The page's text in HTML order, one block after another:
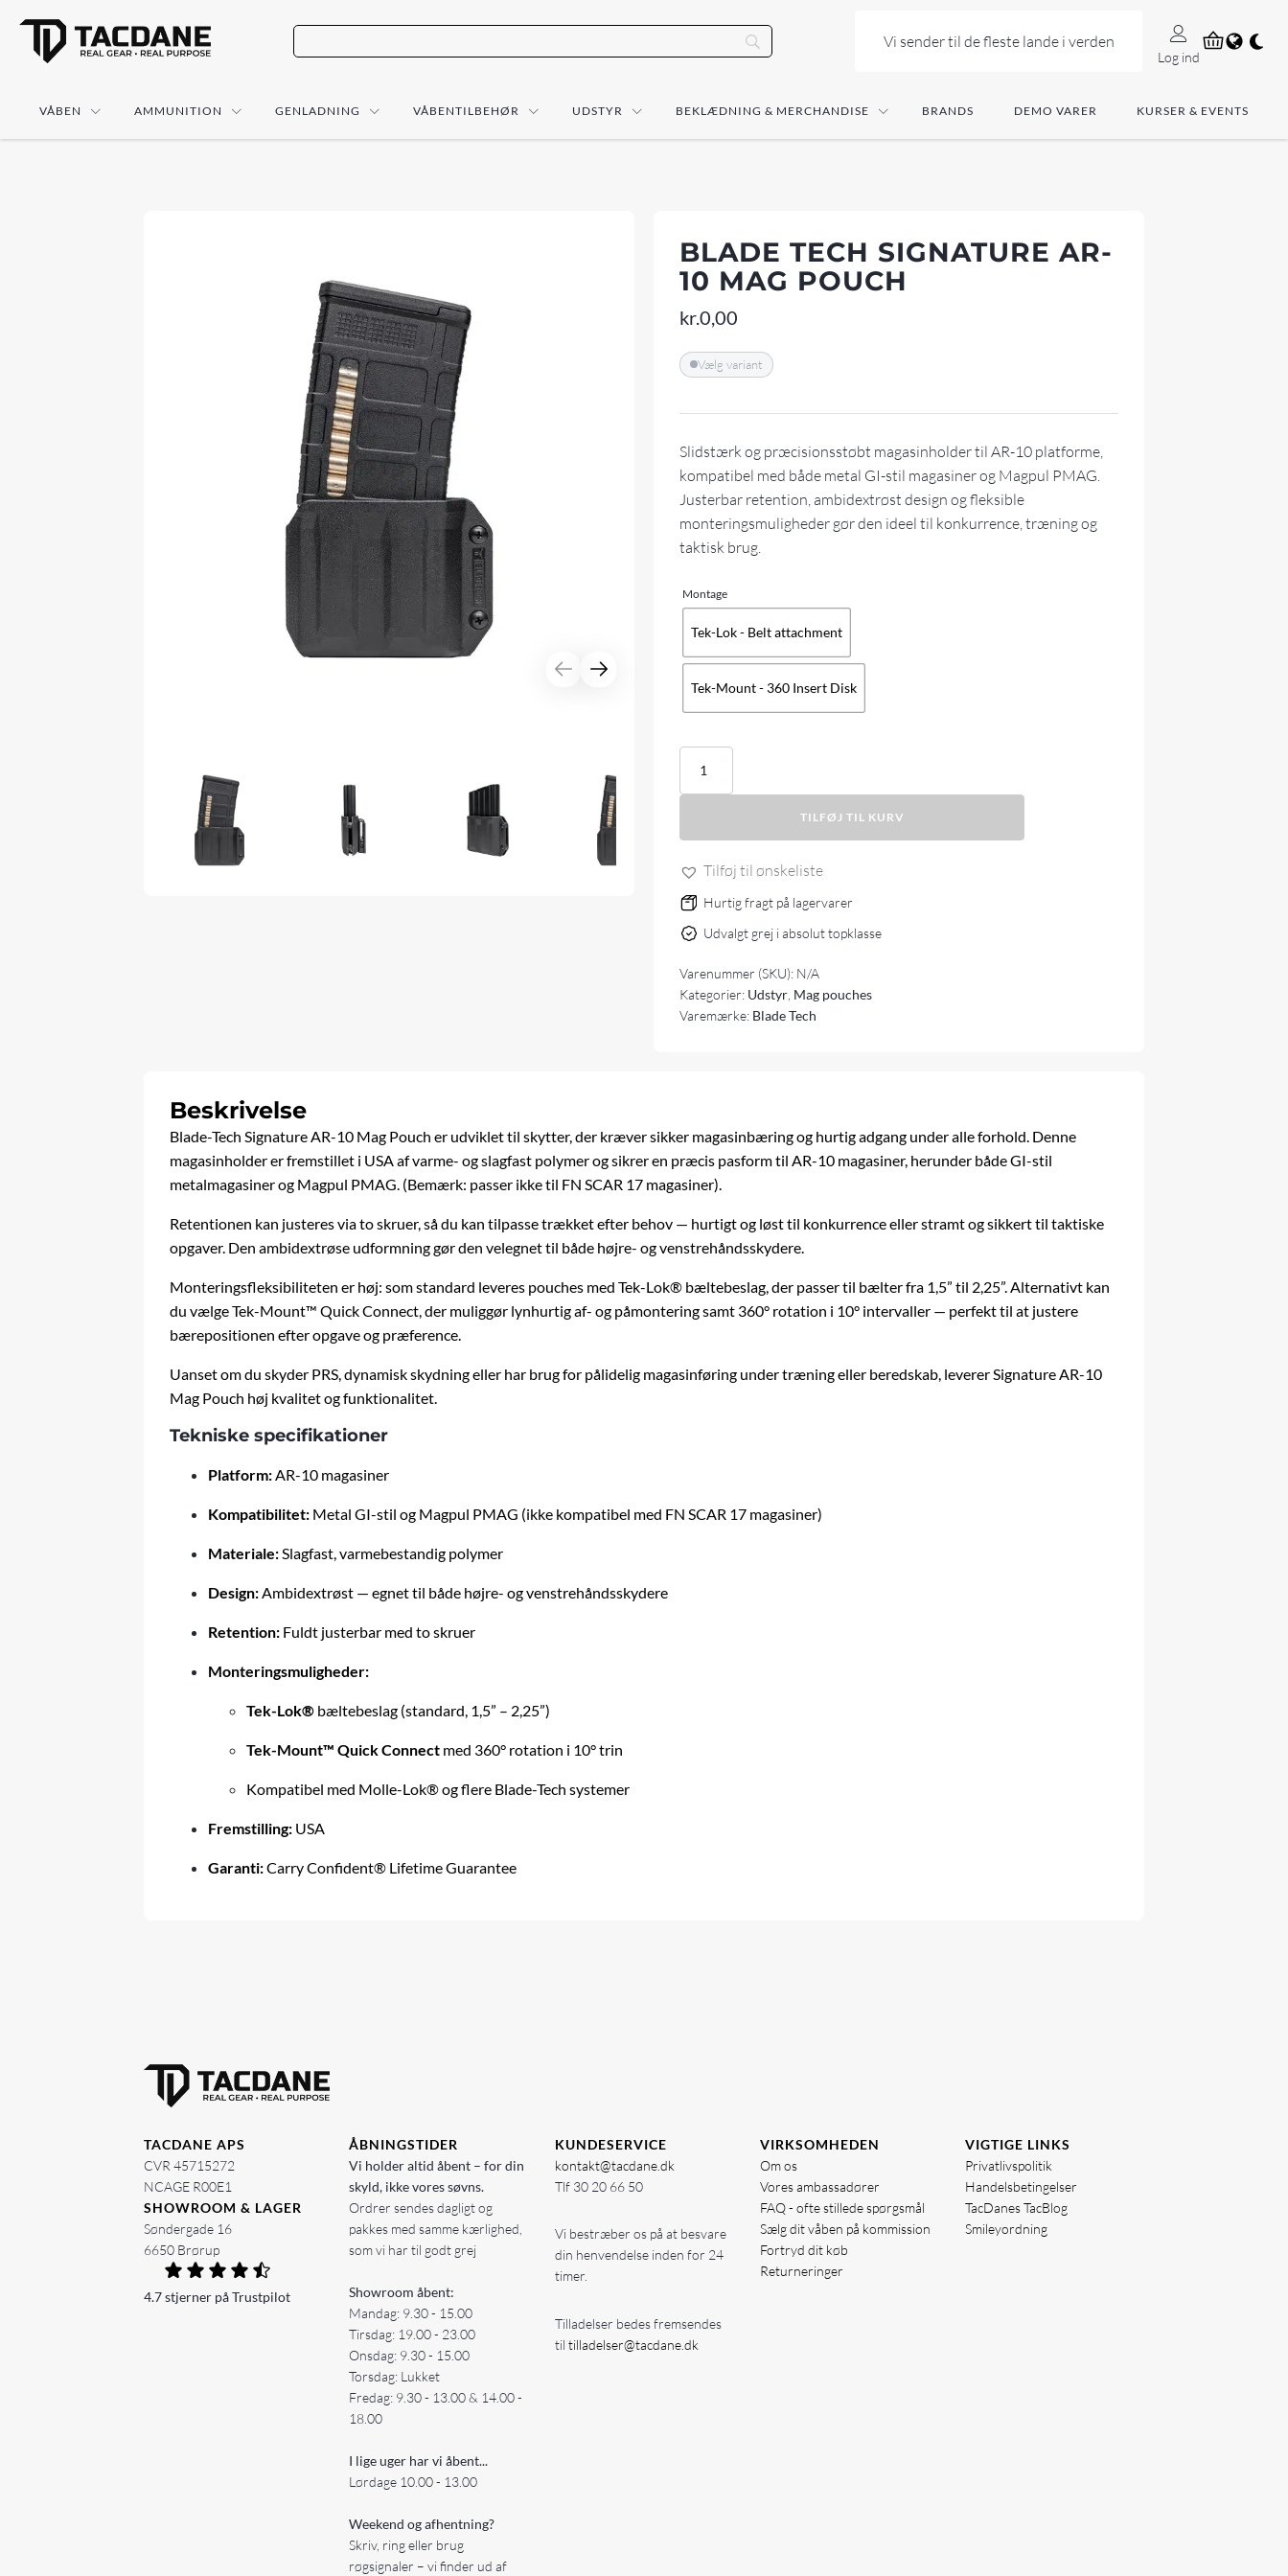
Vi sender til de fleste lande i verden
Log ind
VÅBEN AMMUNITION GENLADNING VÅBENTILBEHØR UDSTYR BEKLÆDNING & MERCHANDISE BRANDS DEMO VARER KURSER & EVENTS
BLADE TECH SIGNATURE AR-
10 MAG POUCH
kr.0,00
Vælg variant
Slidstærk og præcisionsstøbt magasinholder til AR-10 platforme,
kompatibel med både metal GI-stil magasiner og Magpul PMAG.
Justerbar retention, ambidextrøst design og fleksible
monteringsmuligheder gør den ideel til konkurrence, træning og
taktisk brug.
Montage
Tek-Lok - Belt attachment
Tek-Mount - 360 Insert Disk
Blade
Signature
10
Pouch
TILFØJ TIL KURV
Tilføj til ønskeliste
Hurtig fragt på lagervarer
Udvalgt grej i absolut topklasse
Varenummer (SKU): N/A
Kategorier: Udstyr Mag pouches
Varemærke: Blade Tech
Beskrivelse
Blade-Tech Signature AR-10 Mag Pouch er udviklet til skytter, der kræver sikker magasinbæring og hurtig adgang under alle forhold. Denne
magasinholder er fremstillet i USA af varme- og slagfast polymer og sikrer en præcis pasform til AR-10 magasiner, herunder både GI-stil
metalmagasiner og Magpul PMAG. (Bemærk: passer ikke til FN SCAR 17 magasiner).
Retentionen kan justeres via to skruer, så du kan tilpasse trækket efter behov — hurtigt og løst til konkurrence eller stramt og sikkert til taktiske
opgaver. Den ambidextrøse udformning gør den velegnet til både højre- og venstrehåndsskydere.
Monteringsfleksibiliteten er høj: som standard leveres pouches med Tek-Lok® bæltebeslag, der passer til bælter fra 1,5” til 2,25”. Alternativt kan
du vælge Tek-Mount™ Quick Connect, der muliggør lynhurtig af- og påmontering samt 360° rotation i 10° intervaller — perfekt til at justere
bærepositionen efter opgave og præference.
Uanset om du skyder PRS, dynamisk skydning eller har brug for pålidelig magasinføring under træning eller beredskab, leverer Signature AR-10
Mag Pouch høj kvalitet og funktionalitet.
Tekniske specifikationer
Platform:AR-10 magasiner
Kompatibilitet: Metal GI-stil og Magpul PMAG (ikke kompatibel med FN SCAR 17 magasiner)
Materiale:Slagfast, varmebestandig polymer
Design:Ambidextrøst — egnet til både højre- og venstrehåndsskydere
Retention: Fuldt justerbar med to skruer
Monteringsmuligheder:
Tek-Lok® bæltebeslag (standard, 1,5” – 2,25”)
Tek-Mount™ Quick Connect med 360° rotation i 10° trin
Kompatibel med Molle-Lok® og flere Blade-Tech systemer
Fremstilling: USA
Garanti:Carry Confident® Lifetime Guarantee
TACDANE APS
CVR 45715272
NCAGE R00E1
SHOWROOM & LAGER
Søndergade 16
6650 Brørup
4.7 stjerner på Trustpilot
ÅBNINGSTIDER
Vi holder altid åbent – for din
skyld, ikke vores søvns.
Ordrer sendes dagligt og
pakkes med samme kærlighed,
som vi har til godt grej
Showroom åbent:
Mandag: 9.30 - 15.00
Tirsdag: 19.00 - 23.00
Onsdag: 9.30 - 15.00
Torsdag: Lukket
Fredag: 9.30 - 13.00 & 14.00 -
18.00
I lige uger har vi åbent...
Lørdage 10.00 - 13.00
Weekend og afhentning?
Skriv, ring eller brug
røgsignaler – vi finder ud af
KUNDESERVICE
kontakt@tacdane.dk
Tlf 30 20 66 50
Vi bestræber os på at besvare
din henvendelse inden for 24
timer.
Tilladelser bedes fremsendes
til tilladelser@tacdane.dk
VIRKSOMHEDEN
Om os
Vores ambassadører
FAQ - ofte stillede spørgsmål
Sælg dit våben på kommission
Fortryd dit køb
Returneringer
VIGTIGE LINKS
Privatlivspolitik
Handelsbetingelser
TacDanes TacBlog
Smileyordning